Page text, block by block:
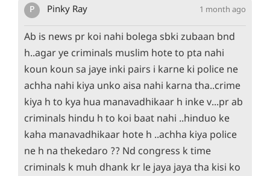
P Pinky Ray 1 month ago
Ab is news pr koi nahi bolega sbki zubaan bnd
h..agar ye criminals muslim hote to pta nahi
koun koun sa jaye inki pairs i karne ki police ne
achha nahi kiya unko aisa nahi karna tha..crime
kiya h to kya hua manavadhikaar h inke v...pr ab
criminals hindu h to koi baat nahi ..hinduo ke
kaha manavadhikaar hote h ..achha kiya police
ne h na thekedaro ?? Nd congress k time
criminals k muh dhank kr le jaya jaya tha kisi ko